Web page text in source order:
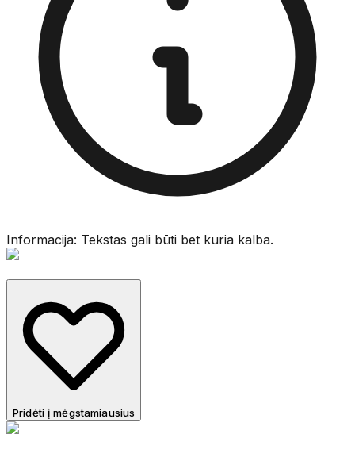
Informacija: Tekstas gali būti bet kuria kalba.
Pridėti į mėgstamiausius